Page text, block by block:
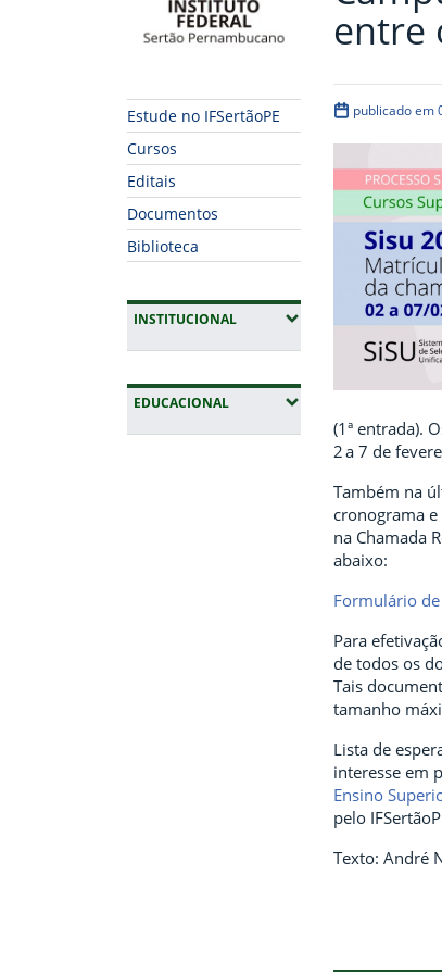
Estude no IFSertãoPE
Cursos
Editais
Documentos
Biblioteca
INSTITUCIONAL(EXPANDIR SUBMENUS)
EDUCACIONAL(EXPANDIR SUBMENUS)
entre
publicado em
(1ª entrada).
2 a 7 de
Também na
cronograma
na Chamada
abaixo:
Formulário
Para
de todos os
Tais
tamanho
Lista de
interesse em
Ensino
pelo
Texto: André